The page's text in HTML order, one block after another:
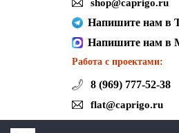
shop@caprigo.ru
Напишите нам в
Напишите нам в
Работа с проектами:
8 (969) 777-52-38
flat@caprigo.ru